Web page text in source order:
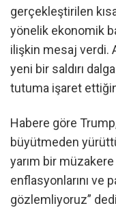
gerçekleştirilen
yönelik ekonomik
ilişkin mesaj verdi.
yeni bir saldırı
tutuma işaret
Habere göre
büyütmeden
yarım bir
enflasyonlarını ve
gözlemliyoruz”